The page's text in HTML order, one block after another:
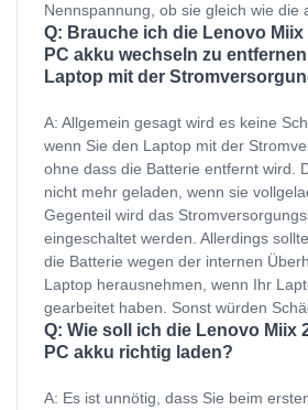
Nennspannung, ob sie gleich wie die
Q: Brauche ich die Lenovo
PC akku wechseln zu
Laptop mit der
A: Allgemein gesagt wird es keine
wenn Sie den Laptop mit der
ohne dass die Batterie entfernt wird.
nicht mehr geladen, wenn sie
Gegenteil wird das
eingeschaltet werden. Allerdings
die Batterie wegen der internen
Laptop herausnehmen, wenn Ihr
gearbeitet haben. Sonst würden
Q: Wie soll ich die Lenovo Miix
PC akku richtig laden?
A: Es ist unnötig, dass Sie beim